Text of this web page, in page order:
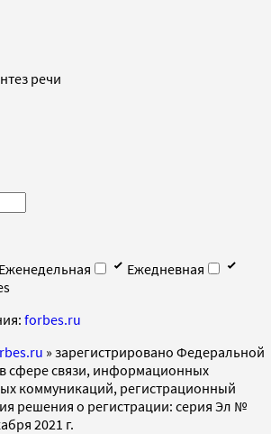
речи
Еженедельная
Ежедневная
forbes.ru
» зарегистрировано Федеральной
сфере связи, информационных
коммуникаций, регистрационный
решения о регистрации: серия Эл №
2021 г.